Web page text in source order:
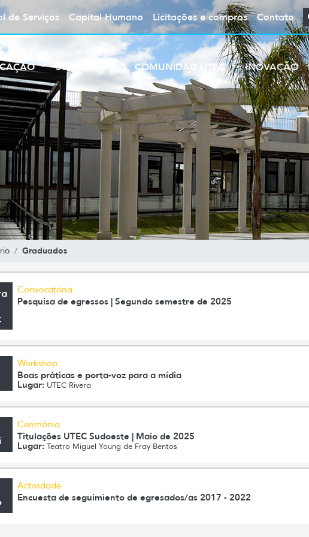
de Serviços Capital Humano Licitações e compras Contato
SOBRE A UTEC COMUNIDAD UTEC INOVAÇÃO
Graduados
Convocatória
Pesquisa de egressos | Segundo semestre de 2025
Workshop
Boas práticas e porta-voz para a mídia
Lugar: UTEC Rivera
Cerimônia
Titulações UTEC Sudoeste | Maio de 2025
Lugar: Teatro Miguel Young de Fray Bentos
Actividade
Encuesta de seguimiento de egresados/as 2017 - 2022